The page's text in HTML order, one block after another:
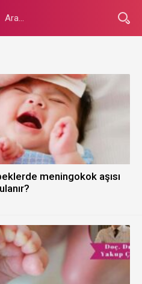
meningokok aşısı